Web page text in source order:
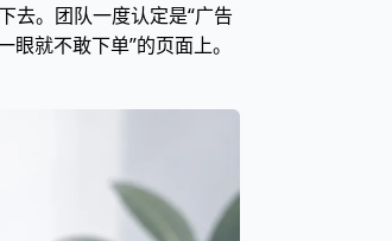
去。团队一度认定是“广告
就不敢下单”的页面上。